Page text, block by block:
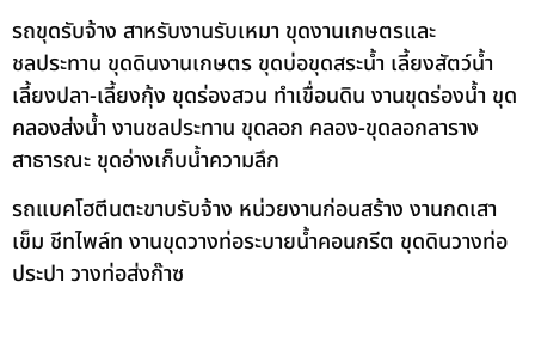
รถขุดรับจ้าง สาหรับงานรับเหมา ขุดงานเกษตรและ
ชลประทาน ขุดดินงานเกษตร ขุดบ่อขุดสระน้ำ เลี้ยงสัตว์น้ำ
เลี้ยงปลา-เลี้ยงกุ้ง ขุดร่องสวน ทำเขื่อนดิน งานขุดร่องน้ำ ขุด
คลองส่งน้ำ งานชลประทาน ขุดลอก คลอง-ขุดลอกลาราง
สาธารณะ ขุดอ่างเก็บน้ำความลึก
รถแบคโฮตีนตะขาบรับจ้าง หน่วยงานก่อนสร้าง งานกดเสา
เข็ม ชีทไพล์ท งานขุดวางท่อระบายน้ำคอนกรีต ขุดดินวางท่อ
ประปา วางท่อส่งก๊าซ